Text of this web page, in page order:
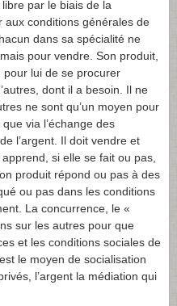
par le biais de la
aux conditions générales de
dans sa spécialité ne
pour vendre. Son produit,
lui de se procurer
dont il a besoin. Il ne
ne sont qu’un moyen pour
via l’échange des
l’argent. Il doit vendre et
si elle se fait ou pas,
produit répond ou pas à des
ou pas dans les conditions
La concurrence, le «
sur les autres pour que
et les conditions sociales de
le moyen de socialisation
l’argent la médiation qui